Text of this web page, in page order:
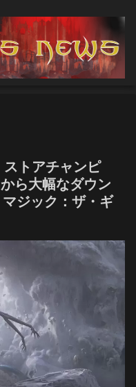
トアチャンピ
ら大幅なダウン
ジック：ザ・ギ